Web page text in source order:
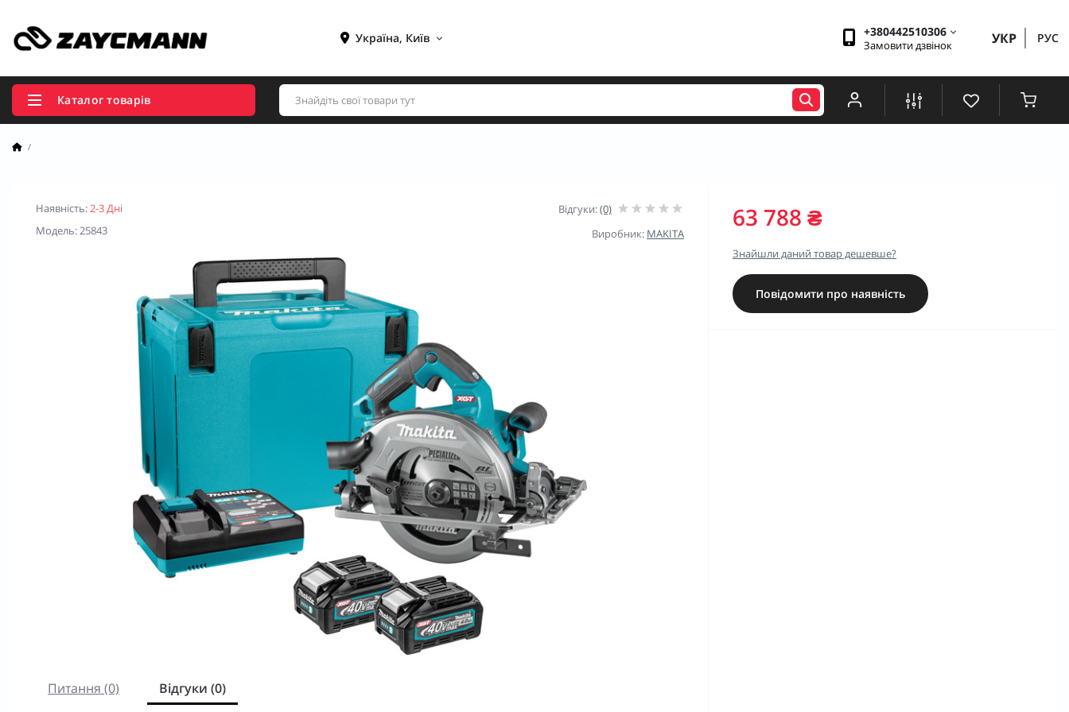
Україна, Київ +380442510306
Замовити дзвінок УКР РУС
Каталог товарів
Наявність:2-3 Дні
Модель: 25843
Відгуки:(0)
Виробник: MAKITA
Питання (0) Відгуки (0)
63 788 ₴
Знайшли даний товар дешевше?
Повідомити про наявність